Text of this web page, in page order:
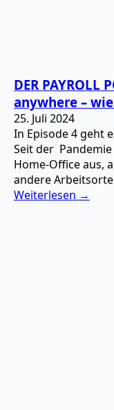
DER PAYROLL
anywhere –
25. Juli 2024
In Episode 4 geht
Seit der
Home-Office aus,
andere Arbeitsorte
Weiterlesen →